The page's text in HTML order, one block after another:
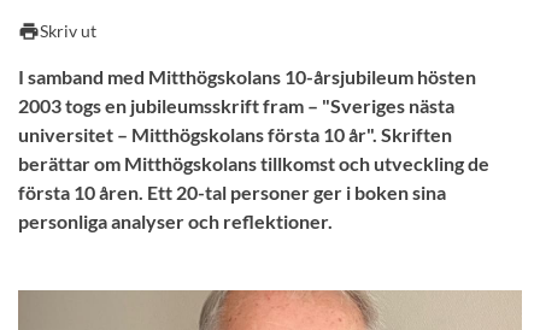
Kurser och program
printSkriv ut
I samband med Mitthögskolans 10-årsjubileum hösten
2003 togs en jubileumsskrift fram – "Sveriges nästa
universitet – Mitthögskolans första 10 år". Skriften
berättar om Mitthögskolans tillkomst och utveckling de
första 10 åren. Ett 20-tal personer ger i boken sina
personliga analyser och reflektioner.